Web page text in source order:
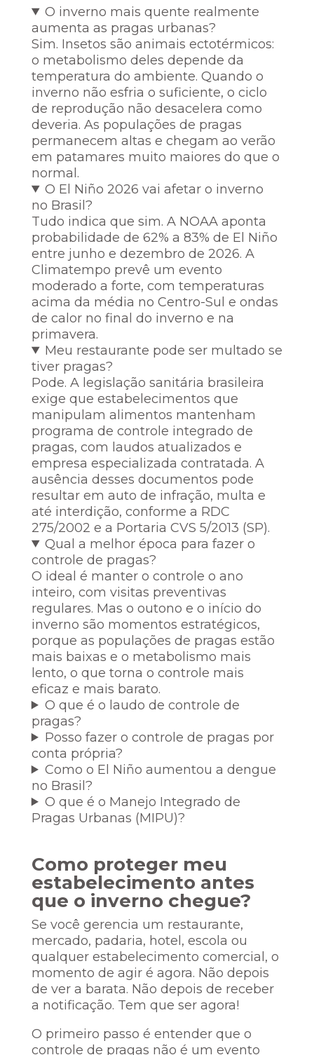
O inverno mais quente realmente
aumenta as pragas urbanas?
Sim. Insetos são animais ectotérmicos:
o metabolismo deles depende da
temperatura do ambiente. Quando o
inverno não esfria o suficiente, o ciclo
de reprodução não desacelera como
deveria. As populações de pragas
permanecem altas e chegam ao verão
em patamares muito maiores do que o
normal.
O El Niño 2026 vai afetar o inverno
no Brasil?
Tudo indica que sim. A NOAA aponta
probabilidade de 62% a 83% de El Niño
entre junho e dezembro de 2026. A
Climatempo prevê um evento
moderado a forte, com temperaturas
acima da média no Centro-Sul e ondas
de calor no final do inverno e na
primavera.
Meu restaurante pode ser multado se
tiver pragas?
Pode. A legislação sanitária brasileira
exige que estabelecimentos que
manipulam alimentos mantenham
programa de controle integrado de
pragas, com laudos atualizados e
empresa especializada contratada. A
ausência desses documentos pode
resultar em auto de infração, multa e
até interdição, conforme a RDC
275/2002 e a Portaria CVS 5/2013 (SP).
Qual a melhor época para fazer o
controle de pragas?
O ideal é manter o controle o ano
inteiro, com visitas preventivas
regulares. Mas o outono e o início do
inverno são momentos estratégicos,
porque as populações de pragas estão
mais baixas e o metabolismo mais
lento, o que torna o controle mais
eficaz e mais barato.
O que é o laudo de controle de
pragas?
Posso fazer o controle de pragas por
conta própria?
Como o El Niño aumentou a dengue
no Brasil?
O que é o Manejo Integrado de
Pragas Urbanas (MIPU)?
Como proteger meu
estabelecimento antes
que o inverno chegue?
Se você gerencia um restaurante,
mercado, padaria, hotel, escola ou
qualquer estabelecimento comercial, o
momento de agir é agora. Não depois
de ver a barata. Não depois de receber
a notificação. Tem que ser agora!
O primeiro passo é entender que o
controle de pragas não é um evento